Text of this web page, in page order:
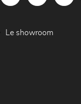
Le showroom